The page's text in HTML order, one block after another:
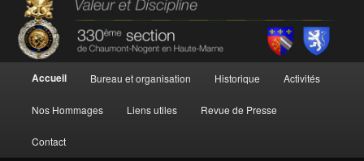
Accueil Bureau et organisation Historique Activités
Nos Hommages Liens utiles Revue de Presse
Contact